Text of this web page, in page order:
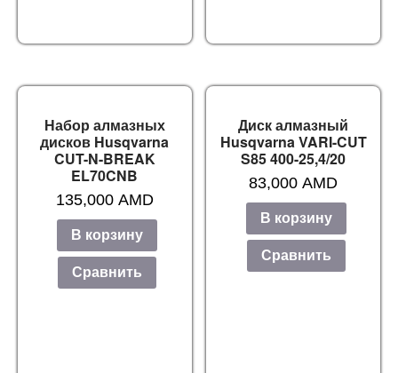
Набор алмазных
дисков Husqvarna
CUT-N-BREAK
EL70CNB
135,000 AMD
В корзину
Сравнить
Диск алмазный
Husqvarna VARI-CUT
S85 400-25,4/20
83,000AMD
В корзину
Сравнить